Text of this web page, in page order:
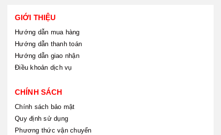
GIỚI THIỆU
Hướng dẫn mua hàng
Hướng dẫn thanh toán
Hướng dẫn giao nhận
Điều khoản dịch vụ
CHÍNH SÁCH
Chính sách bảo mật
Quy định sử dụng
Phương thức vận chuyển